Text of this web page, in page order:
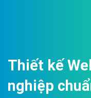
Thiết kế
nghiệp